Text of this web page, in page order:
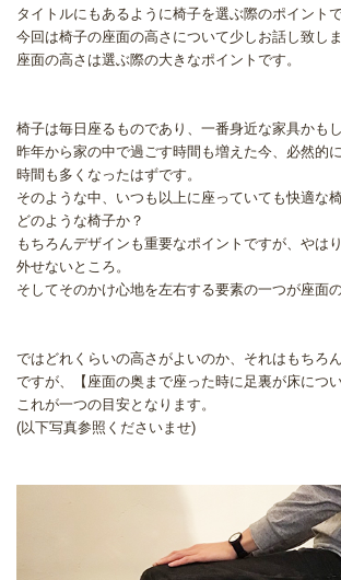
タイトルにもあるように椅子を選ぶ際のポイントで
今回は椅子の座面の高さについて少しお話し致しま
座面の高さは選ぶ際の大きなポイントです。
椅子は毎日座るものであり、一番身近な家具かもし
昨年から家の中で過ごす時間も増えた今、必然的
時間も多くなったはずです。
そのような中、いつも以上に座っていても快適な
どのような椅子か？
もちろんデザインも重要なポイントですが、やは
外せないところ。
そしてそのかけ心地を左右する要素の一つが座面の
ではどれくらいの高さがよいのか、それはもちろ
ですが、【座面の奥まで座った時に足裏が床につい
これが一つの目安となります。
(以下写真参照くださいませ)